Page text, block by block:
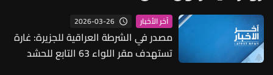
آخر الأخبار 2026-03-26
مصدر في الشرطة العراقية للجزيرة: غارة
تستهدف مقر اللواء 63 التابع للحشد